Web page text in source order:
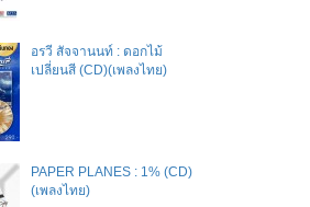
อรวี สัจจานนท์ : ดอกไม้
เปลี่ยนสี (CD)(เพลงไทย)
PAPER PLANES : 1% (CD)
(เพลงไทย)